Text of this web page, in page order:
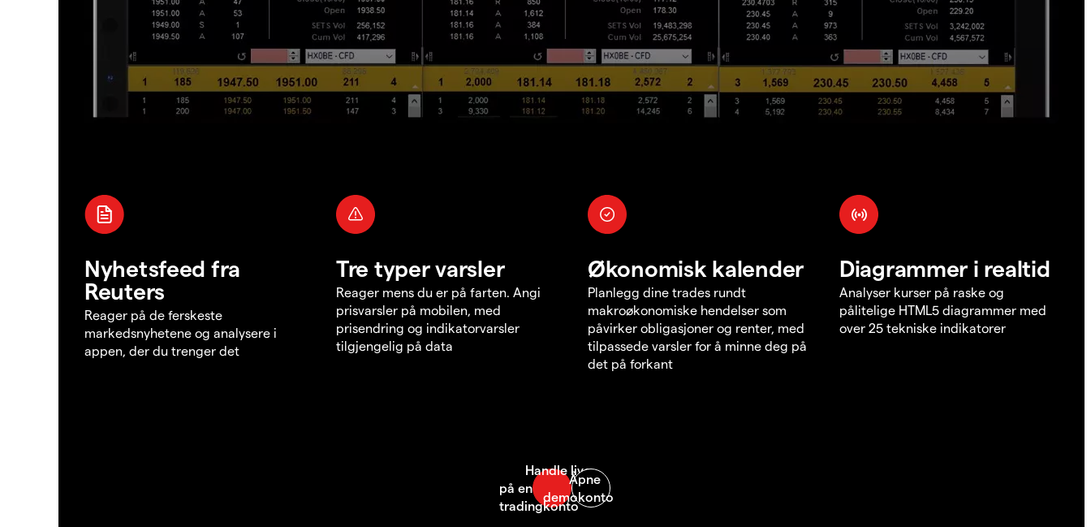
Nyhetsfeed fra
Reuters
Reager på de ferskeste
markedsnyhetene og analysere i
appen, der du trenger det
Tre typer varsler
Reager mens du er på farten. Angi
prisvarsler på mobilen, med
prisendring og indikatorvarsler
tilgjengelig på data
Økonomisk kalender
Planlegg dine trades rundt
makroøkonomiske hendelser som
påvirker obligasjoner og renter, med
tilpassede varsler for å minne deg på
det på forkant
Diagrammer i realtid
Analyser kurser på raske og
pålitelige HTML5 diagrammer med
over 25 tekniske indikatorer